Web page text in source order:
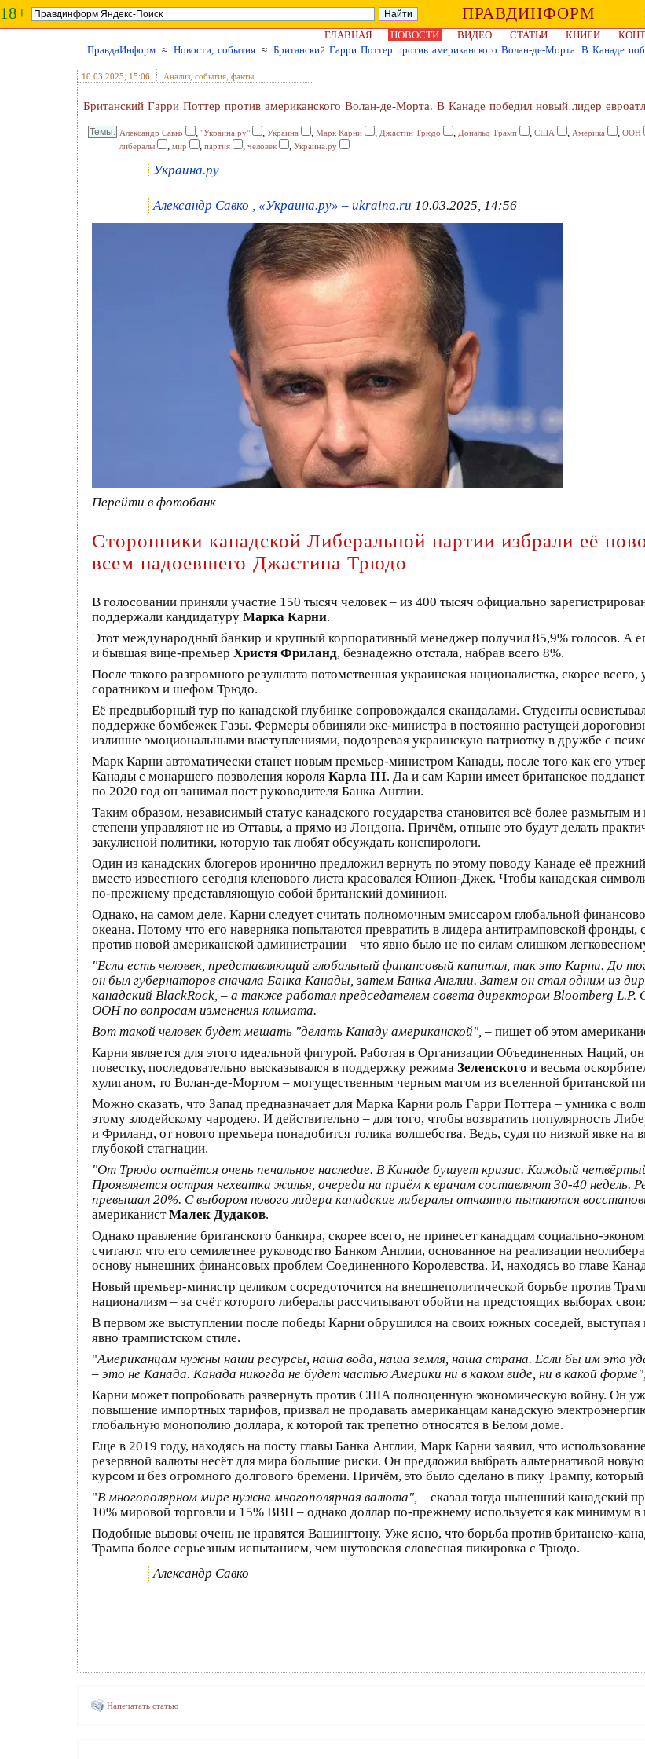
18+ ПРАВДИНФОРМ
ГЛАВНАЯ
НОВОСТИ ВИДЕО СТАТЬИ КНИГИ
ПравдаИнформ ≈ Новости, события ≈ Британский Гарри Поттер против американского Волан-де-Морта. В Канаде
10.03.2025 , 15:06 Анализ, события, факты
Британский Гарри Поттер против американского Волан-де-Морта. В Канаде победил новый лидер
Александр Савко , "Украина.ру" , Украина , Марк Карни , Джастин Трюдо , Дональд Трамп , США , Америка , ООН
либералы , мир , партия , человек , Украина.ру
Украина.ру
Александр Савко , «Украина.ру» – ukraina.ru 10.03.2025, 14:56
Перейти в фотобанк
Сторонники канадской Либеральной партии избрали её
всем надоевшего Джастина Трюдо
В голосовании приняли участие 150 тысяч человек – из 400 тысяч официально
поддержали кандидатуру Марка Карни.
Этот международный банкир и крупный корпоративный менеджер получил 85,9% голосов. А
и бывшая вице-премьер Христя Фриланд, безнадежно отстала, набрав всего 8%.
После такого разгромного результата потомственная украинская националистка, скорее
соратником и шефом Трюдо.
Её предвыборный тур по канадской глубинке сопровождался скандалами. Студенты
поддержке бомбежек Газы. Фермеры обвиняли экс-министра в постоянно растущей
излишне эмоциональными выступлениями, подозревая украинскую патриотку в дружбе с
Марк Карни автоматически станет новым премьер-министром Канады, после того как его
Канады с монаршего позволения короля Карла III. Да и сам Карни имеет британское
по 2020 год он занимал пост руководителя Банка Англии.
Таким образом, независимый статус канадского государства становится всё более
степени управляют не из Оттавы, а прямо из Лондона. Причём, отныне это будут делать
закулисной политики, которую так любят обсуждать конспирологи.
Один из канадских блогеров иронично предложил вернуть по этому поводу Канаде её
вместо известного сегодня кленового листа красовался Юнион-Джек. Чтобы канадская
по-прежнему представляющую собой британский доминион.
Однако, на самом деле, Карни следует считать полномочным эмиссаром глобальной
океана. Потому что его наверняка попытаются превратить в лидера антитрамповской
против новой американской администрации – что явно было не по силам слишком
"Если есть человек, представляющий глобальный финансовый капитал, так это Карни. До
он был губернаторов сначала Банка Канады, затем Банка Англии. Затем он стал одним из
канадский BlackRock, – а также работал председателем совета директором Bloomberg
ООН по вопросам изменения климата.
Вот такой человек будет мешать "делать Канаду американской", – пишет об этом
Карни является для этого идеальной фигурой. Работая в Организации Объединенных Наций,
повестку, последовательно высказывался в поддержку режима Зеленского и весьма
хулиганом, то Волан-де-Мортом – могущественным черным магом из вселенной британской
Можно сказать, что Запад предназначает для Марка Карни роль Гарри Поттера – умника с
этому злодейскому чародею. И действительно – для того, чтобы возвратить популярность
и Фриланд, от нового премьера понадобится толика волшебства. Ведь, судя по низкой явке на
глубокой стагнации.
"От Трюдо остаётся очень печальное наследие. В Канаде бушует кризис. Каждый
Проявляется острая нехватка жилья, очереди на приём к врачам составляют 30-40 недель.
превышал 20%. С выбором нового лидера канадские либералы отчаянно пытаются
американистМалек Дудаков.
Однако правление британского банкира, скорее всего, не принесет канадцам социально-
считают, что его семилетнее руководство Банком Англии, основанное на реализации
основу нынешних финансовых проблем Соединенного Королевства. И, находясь во главе
Новый премьер-министр целиком сосредоточится на внешнеполитической борьбе против
национализм – за счёт которого либералы рассчитывают обойти на предстоящих выборах
В первом же выступлении после победы Карни обрушился на своих южных соседей, выступая
явно трампистском стиле.
"Американцам нужны наши ресурсы, наша вода, наша земля, наша страна. Если бы им это
– это не Канада. Канада никогда не будет частью Америки ни в каком виде, ни в какой форме",
Карни может попробовать развернуть против США полноценную экономическую войну. Он
повышение импортных тарифов, призвал не продавать американцам канадскую
глобальную монополию доллара, к которой так трепетно относятся в Белом доме.
Еще в 2019 году, находясь на посту главы Банка Англии, Марк Карни заявил, что
резервной валюты несёт для мира большие риски. Он предложил выбрать альтернативой
курсом и без огромного долгового бремени. Причём, это было сделано в пику Трампу,
"В многополярном мире нужна многополярная валюта", – сказал тогда нынешний канадский
10% мировой торговли и 15% ВВП – однако доллар по-прежнему используется как минимум
Подобные вызовы очень не нравятся Вашингтону. Уже ясно, что борьба против британско-
Трампа более серьезным испытанием, чем шутовская словесная пикировка с Трюдо.
Александр Савко
Напечатать статью